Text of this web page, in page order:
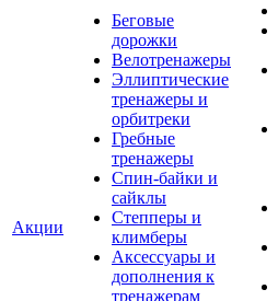
Акции
Беговые
дорожки
Велотренажеры
Эллиптические
тренажеры и
орбитреки
Гребные
тренажеры
Спин-байки и
сайклы
Степперы и
климберы
Аксессуары и
дополнения к
тренажерам